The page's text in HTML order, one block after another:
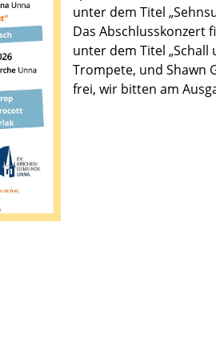
unter dem Titel
Das Abschlusskonzert
unter dem Titel „Schall
Trompete, und Shawn
frei, wir bitten am